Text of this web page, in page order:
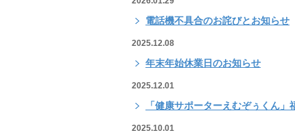
電話機不具合のお詫びとお知らせ
2025.12.08
年末年始休業日のお知らせ
2025.12.01
「健康サポーターえむぞぅくん
2025.10.01